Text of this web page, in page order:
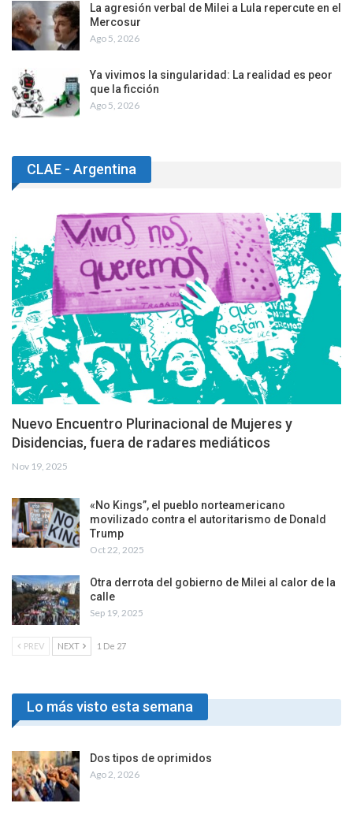
La agresión verbal de Milei a Lula repercute en el
Mercosur
Ago 5, 2026
Ya vivimos la singularidad: La realidad es peor
que la ficción
Ago 5, 2026
CLAE - Argentina
Nuevo Encuentro Plurinacional de Mujeres y
Disidencias, fuera de radares mediáticos
Nov 19, 2025
«No Kings”, el pueblo norteamericano
movilizado contra el autoritarismo de Donald
Trump
Oct 22, 2025
Otra derrota del gobierno de Milei al calor de la
calle
Sep 19, 2025
PREV NEXT 1 De 27
Lo más visto esta semana
Dos tipos de oprimidos
Ago 2, 2026